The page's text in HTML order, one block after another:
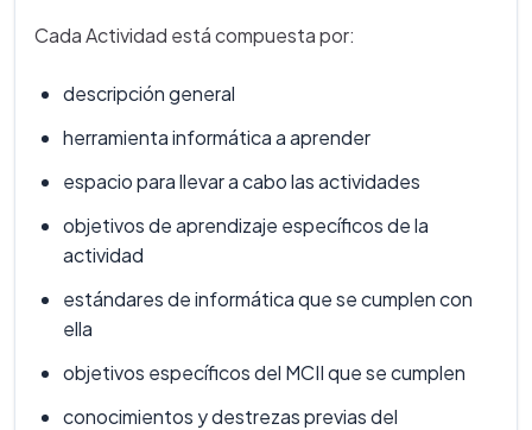
Cada Actividad está compuesta por:
descripción general
herramienta informática a aprender
espacio para llevar a cabo las actividades
objetivos de aprendizaje específicos de la
actividad
estándares de informática que se cumplen con
ella
objetivos específicos del MCII que se cumplen
conocimientos y destrezas previas del